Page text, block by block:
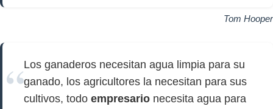
Tom Hooper
Los ganaderos necesitan agua limpia para su
ganado, los agricultores la necesitan para sus
cultivos, todo empresario necesita agua para